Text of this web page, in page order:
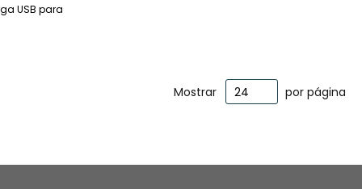
USB para
Mostrar por página